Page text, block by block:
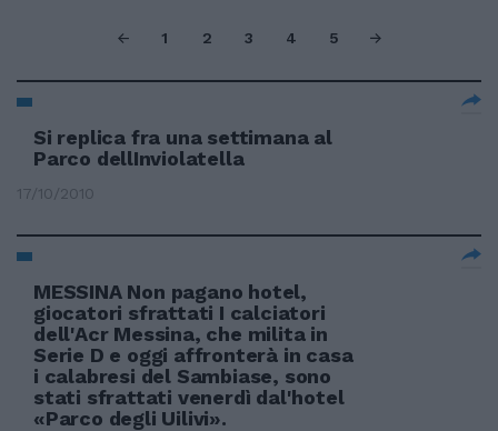
1 2 3 4 5
Si replica fra una settimana al
Parco dellInviolatella
17/10/2010
MESSINA Non pagano hotel,
giocatori sfrattati I calciatori
dell'Acr Messina, che milita in
Serie D e oggi affronterà in casa
i calabresi del Sambiase, sono
stati sfrattati venerdì dal'hotel
«Parco degli Uilivi».